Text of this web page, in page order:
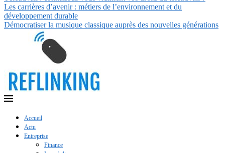
Les carrières d’avenir : métiers de l’environnement et du
développement durable
Démocratiser la musique classique auprès des nouvelles générations
Accueil
Actu
Entreprise
Finance